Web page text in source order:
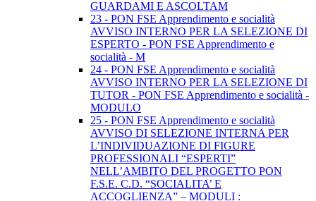
GUARDAMI E ASCOLTAM
23 - PON FSE Apprendimento e socialità
AVVISO INTERNO PER LA SELEZIONE DI
ESPERTO - PON FSE Apprendimento e
socialità - M
24 - PON FSE Apprendimento e socialità
AVVISO INTERNO PER LA SELEZIONE DI
TUTOR - PON FSE Apprendimento e socialità -
MODULO
25 - PON FSE Apprendimento e socialità
AVVISO DI SELEZIONE INTERNA PER
L’INDIVIDUAZIONE DI FIGURE
PROFESSIONALI “ESPERTI”
NELL’AMBITO DEL PROGETTO PON
F.S.E. C.D. “SOCIALITA’ E
ACCOGLIENZA” – MODULI :